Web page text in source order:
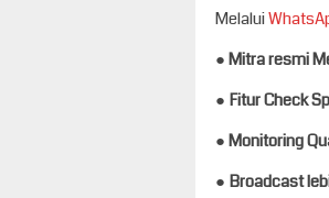
Melalui
●Mitra resmi
● Fitur Check
●Monitoring
● Broadcast